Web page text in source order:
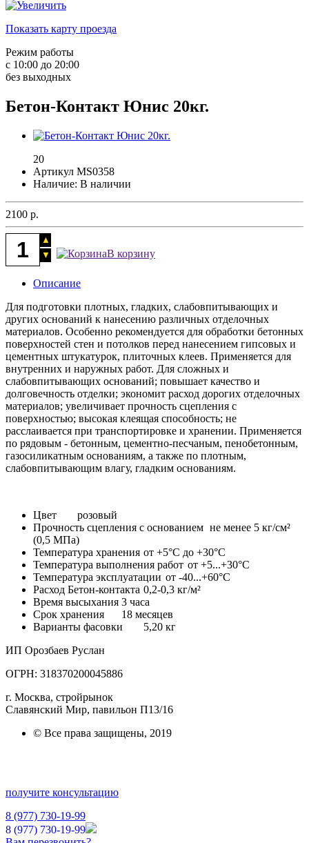
Показать карту проезда
Режим работы
с 10:00 до 20:00
без выходных
Бетон-Контакт Юнис 20кг.
20
Артикул MS0358
Наличие: В наличии
2100 р.
В корзину
Описание
Для подготовки плотных, гладких, слабовпитывающих и
других оснований к нанесению различных отделочных
материалов. Особенно рекомендуется для обработки бетонных
поверхностей стен и потолков перед нанесением гипсовых и
цементных штукатурок, плиточных клеев. Применяется для
внутренних и наружных работ. Для сложных и
слабовпитывающих оснований; повышает качество и
долговечность отделки; экономит расход дорогих отделочных
материалов; увеличивает прочность сцепления с
поверхностью; высокая клеящая способность; не
расслаивается при транспортировке и хранении. Применяется
по рядовым - бетонным, цементно-песчаным, пенобетонным,
газосиликатным основаниям, а также по плотным,
слабовпитывающим влагу, гладким основаниям.
Цвет
розовый
Прочность сцепления с основанием не менее 5 кг/см²
(0,5 МПа)
Температура хранения от +5°С до +30°С
Температура выполнения работ от +5...+30°С
Температура эксплуатации от -40...+60°С
Расход Бетон-контакта 0,2-0,3 кг/м²
Время высыхания 3 часа
Срок хранения
18 месяцев
Варианты фасовки
5,20 кг
ИП Орозбаев Руслан
ОГРН: 318370200045886
г. Москва, стройрынок
Славянский Мир, павильон П13/16
© Все права защищены, 2019
получите консультацию
8 (977) 730-19-99
8 (977) 730-19-99